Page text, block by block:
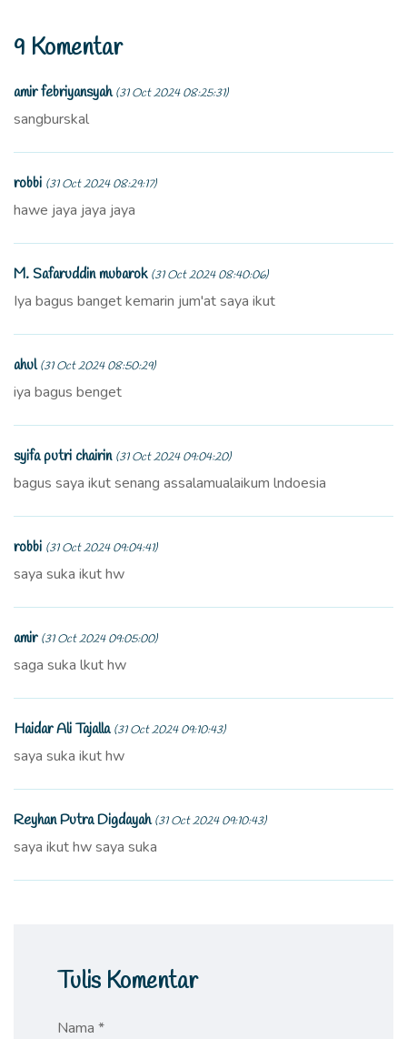
9 Komentar
amir febriyansyah(31 Oct 2024 08:25:31)
sangburskal
robbi (31 Oct 2024 08:29:17)
hawe jaya jaya jaya
M. Safaruddin mubarok (31 Oct 2024 08:40:06)
Iya bagus banget kemarin jum'at saya ikut
ahul(31 Oct 2024 08:50:29)
iya bagus benget
syifa putri chairin (31 Oct 2024 09:04:20)
bagus saya ikut senang assalamualaikum lndoesia
robbi (31 Oct 2024 09:04:41)
saya suka ikut hw
amir (31 Oct 2024 09:05:00)
saga suka lkut hw
Haidar Ali Tajalla (31 Oct 2024 09:10:43)
saya suka ikut hw
Reyhan Putra Digdayah(31 Oct 2024 09:10:43)
saya ikut hw saya suka
Tulis Komentar
Nama *